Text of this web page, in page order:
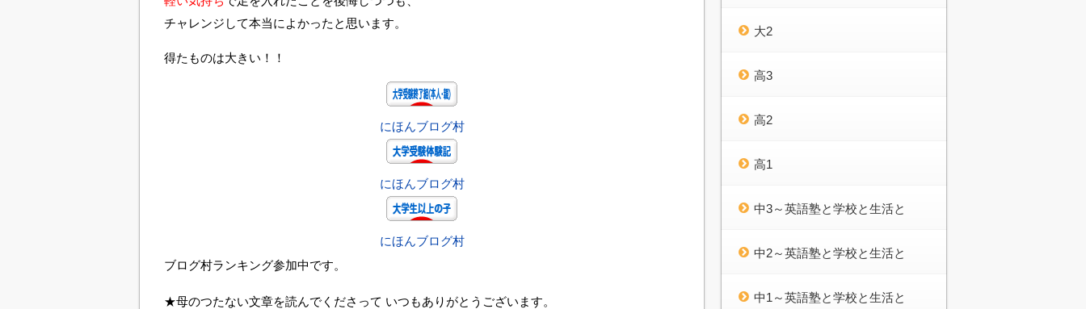
チャレンジして本当によかったと思います。
得たものは大きい！！
にほんブログ村
にほんブログ村
にほんブログ村
ブログ村ランキング参加中です。
★母のつたない文章を読んでくださって いつもありがとうございます。
大2
高3
高2
高1
中3～英語塾と学校と生活と
中2～英語塾と学校と生活と
中1～英語塾と学校と生活と